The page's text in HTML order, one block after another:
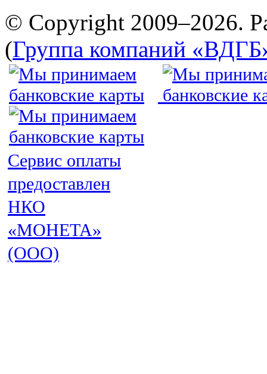
© Copyright 2009–2026.
(Группа компаний
Сервис оплаты
предоставлен
НКО
«МОНЕТА»
(ООО)